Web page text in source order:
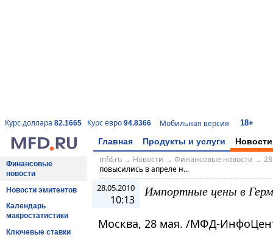
Курс доллара 82.1665 Курс евро 94.8366 Мобильная версия 18+
Главная Продукты и услуги Новости
Финансовые
новости
Новости эмитентов
Календарь
макростатистики
Ключевые ставки
mfd.ru→ Новости → Финансовые новости →
повысились в апреле н...
28.05.2010
10:13
Импортные цены в
Москва, 28 мая. /МФД-